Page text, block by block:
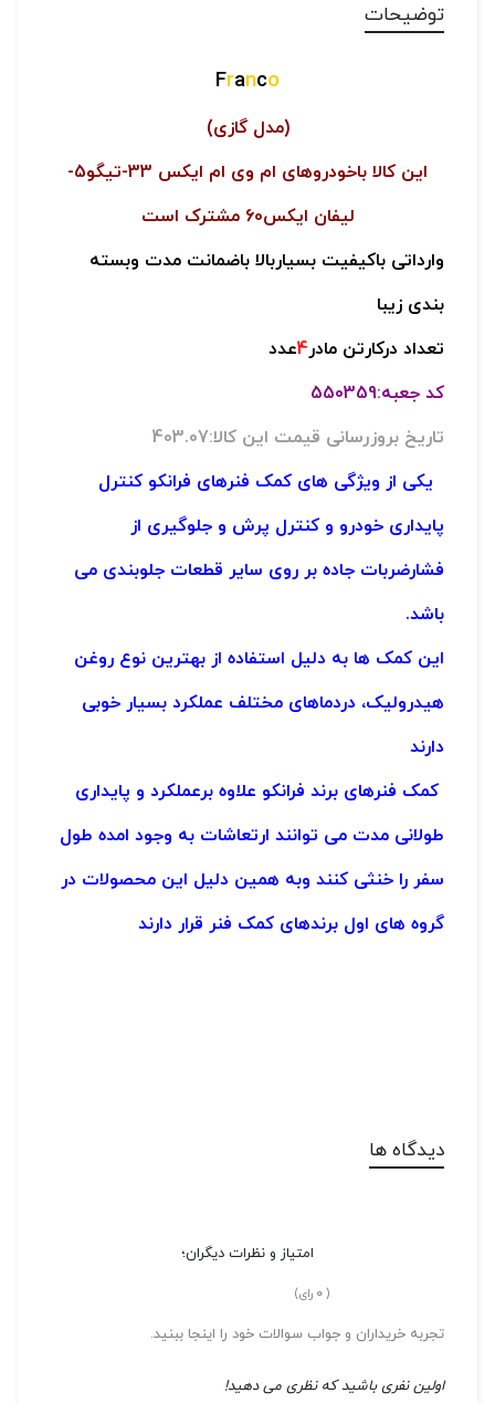
توضیحات
Franco
(مدل گازی)
این کالا باخودروهای ام وی ام ایکس 33-تیگو5-
لیفان ایکس60 مشترک است
وارداتی باکیفیت بسیاربالا باضمانت مدت وبسته
بندی زیبا
تعداد درکارتن مادر4عدد
کد جعبه:550359
تاریخ بروزرسانی قیمت این کالا:403.07
یکی از ویژگی های کمک فنرهای فرانکو کنترل
پایداری خودرو و کنترل پرش و جلوگیری از
فشارضربات جاده بر روی سایر قطعات جلوبندی می
باشد.
این کمک ها به دلیل استفاده از بهترین نوع روغن
هیدرولیک، دردماهای مختلف عملکرد بسیار خوبی
دارند
کمک فنرهای برند فرانکو علاوه برعملکرد و پایداری
طولانی مدت می توانند ارتعاشات به وجود امده طول
سفر را خنثی کنند وبه همین دلیل این محصولات در
گروه های اول برندهای کمک فنر قرار دارند
دیدگاه ها
امتیاز و نظرات دیگران؛
(
0 رای)
تجربه خریداران و جواب سوالات خود را اینجا ببنید.
اولین نفری باشید که نظری می دهید!